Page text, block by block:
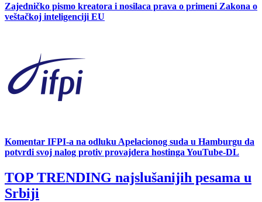
Zajedničko pismo kreatora i nosilaca prava o primeni Zakona o
veštačkoj inteligenciji EU
Komentar IFPI-a na odluku Apelacionog suda u Hamburgu da
potvrdi svoj nalog protiv provajdera hostinga YouTube-DL
TOP TRENDING najslušanijih pesama u
Srbiji